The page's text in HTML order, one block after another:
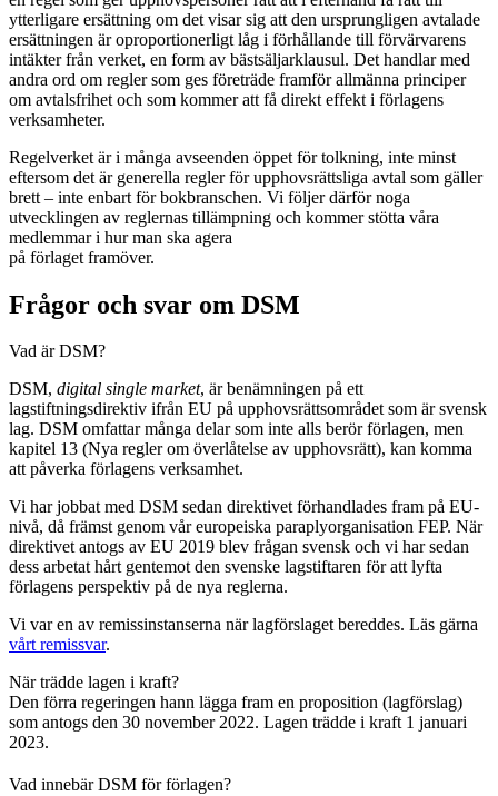
ytterligare ersättning om det visar sig att den ursprungligen avtalade
ersättningen är oproportionerligt låg i förhållande till förvärvarens
intäkter från verket, en form av bästsäljarklausul. Det handlar med
andra ord om regler som ges företräde framför allmänna principer
om avtalsfrihet och som kommer att få direkt effekt i förlagens
verksamheter.
Regelverket är i många avseenden öppet för tolkning, inte minst
eftersom det är generella regler för upphovsrättsliga avtal som gäller
brett – inte enbart för bokbranschen. Vi följer därför noga
utvecklingen av reglernas tillämpning och kommer stötta våra
medlemmar i hur man ska agera
på förlaget framöver.
Frågor och svar om DSM
Vad är DSM?
DSM, digital single market, är benämningen på ett
lagstiftningsdirektiv ifrån EU på upphovsrättsområdet som är svensk
lag. DSM omfattar många delar som inte alls berör förlagen, men
kapitel 13 (Nya regler om överlåtelse av upphovsrätt), kan komma
att påverka förlagens verksamhet.
Vi har jobbat med DSM sedan direktivet förhandlades fram på EU-
nivå, då främst genom vår europeiska paraplyorganisation FEP. När
direktivet antogs av EU 2019 blev frågan svensk och vi har sedan
dess arbetat hårt gentemot den svenske lagstiftaren för att lyfta
förlagens perspektiv på de nya reglerna.
Vi var en av remissinstanserna när lagförslaget bereddes. Läs gärna
vårt remissvar.
När trädde lagen i kraft?
Den förra regeringen hann lägga fram en proposition (lagförslag)
som antogs den 30 november 2022. Lagen trädde i kraft 1 januari
2023.
Vad innebär DSM för förlagen?